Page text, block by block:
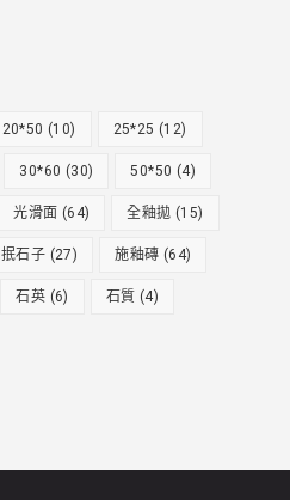
20*50 (10) 25*25 (12)
30*60 (30) 50*50 (4)
光滑面 (64) 全釉拋 (15)
抿石子 (27) 施釉磚 (64)
石英 (6) 石質 (4)